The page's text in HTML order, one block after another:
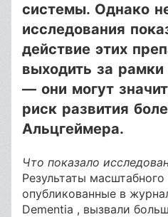
системы. Однако
исследования
действие этих
выходить за рамки
— они могут
риск развития
Альцгеймера.
Что показало
Результаты
опубликованные в
Dementia , вызвали